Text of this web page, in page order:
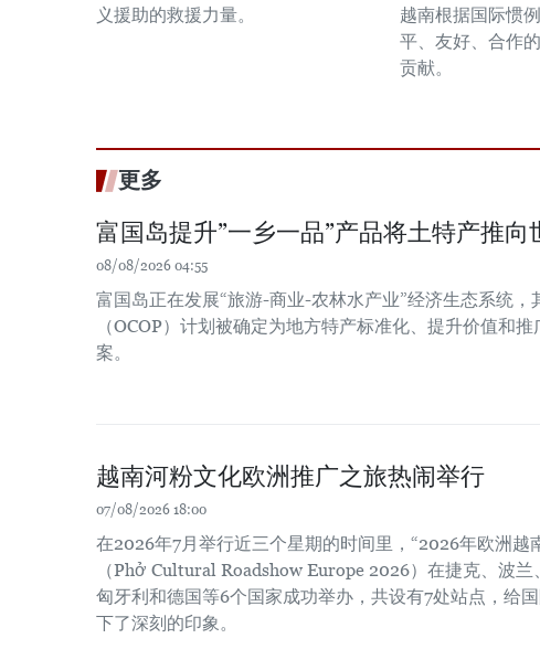
义援助的救援力量。
越南根据国际惯
平、友好、合作
贡献。
更多
富国岛提升”一乡一品”产品将土特产推向
08/08/2026 04:55
富国岛正在发展“旅游-商业-农林水产业”经济生态系统，
（OCOP）计划被确定为地方特产标准化、提升价值和
案。
越南河粉文化欧洲推广之旅热闹举行
07/08/2026 18:00
在2026年7月举行近三个星期的时间里，“2026年欧洲越
（Phở Cultural Roadshow Europe 2026）在捷克、波兰
匈牙利和德国等6个国家成功举办，共设有7处站点，给
下了深刻的印象。